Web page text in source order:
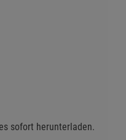
sofort herunterladen.